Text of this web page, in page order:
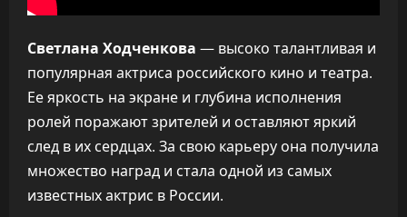
Светлана Ходченкова — высоко талантливая и
популярная актриса российского кино и театра.
Ее яркость на экране и глубина исполнения
ролей поражают зрителей и оставляют яркий
след в их сердцах. За свою карьеру она получила
множество наград и стала одной из самых
известных актрис в России.